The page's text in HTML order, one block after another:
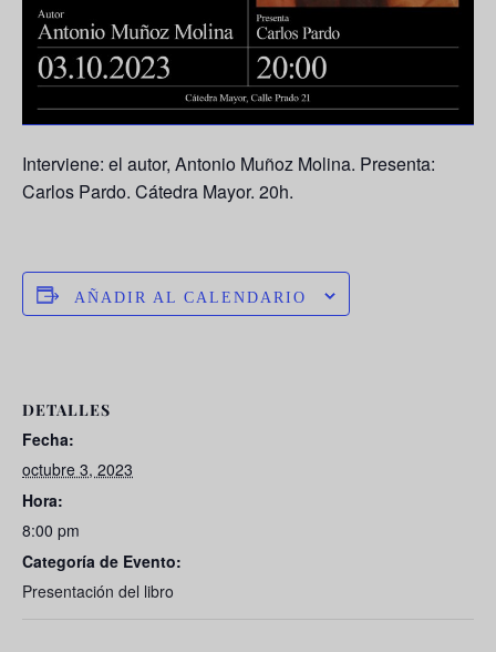
Interviene: el autor, Antonio Muñoz Molina. Presenta:
Carlos Pardo. Cátedra Mayor. 20h.
AÑADIR AL CALENDARIO
DETALLES
Fecha:
octubre 3, 2023
Hora:
8:00 pm
Categoría de Evento:
Presentación del libro